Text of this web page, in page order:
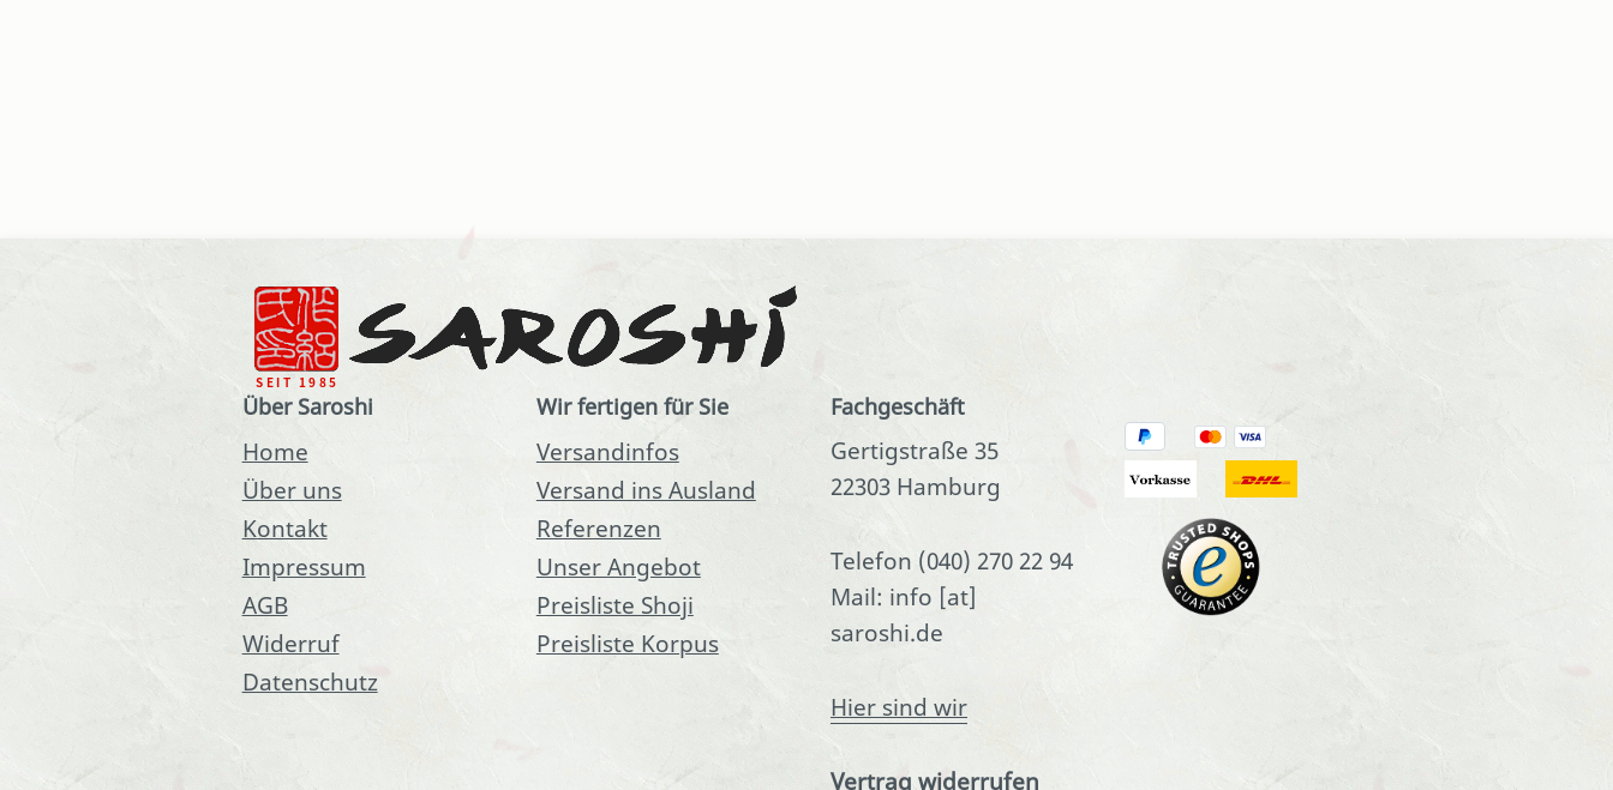
Über Saroshi
Home
Über uns
Kontakt
Impressum
AGB
Widerruf
Datenschutz
Wir fertigen für Sie
Versandinfos
Versand ins Ausland
Referenzen
Unser Angebot
Preisliste Shoji
Preisliste Korpus
Fachgeschäft
Gertigstraße 35
22303 Hamburg
Telefon (040) 270 22 94
Mail: info [at]
saroshi.de
Hier sind wir
Vertrag widerrufen